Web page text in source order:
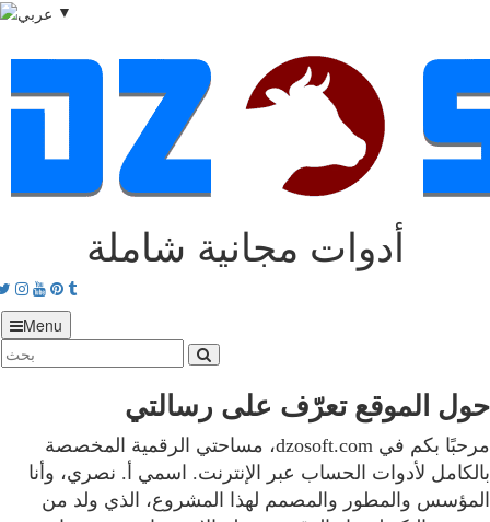
▼
أدوات مجانية شاملة
Twitter
Instagram
Youtube
Pinterest
tumblr
Menu
حول الموقع تعرّف على رسالتي
مرحبًا بكم في dzosoft.com، مساحتي الرقمية المخصصة
بالكامل لأدوات الحساب عبر الإنترنت. اسمي أ. نصري، وأنا
المؤسس والمطور والمصمم لهذا المشروع، الذي ولد من